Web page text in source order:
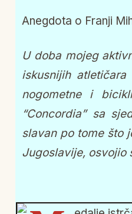
Anegdota o Franji
U doba mojeg
iskusnijih
nogometne i
“Concordia” sa
slavan po tome što
Jugoslavije, osvojio